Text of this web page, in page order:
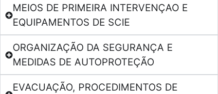
MEIOS DE PRIMEIRA INTERVENÇAO E
EQUIPAMENTOS DE SCIE
ORGANIZAÇÃO DA SEGURANÇA E
MEDIDAS DE AUTOPROTEÇÃO
EVACUAÇÃO, PROCEDIMENTOS DE